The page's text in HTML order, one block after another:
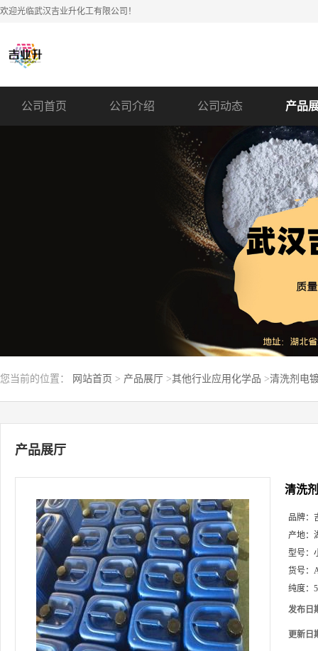
欢迎光临武汉吉业升化工有限公司！
公司首页 公司介绍 公司动态 产品
您当前的位置： 网站首页 > 产品展厅 >其他行业应用化学品 >清洗剂电
产品展厅
清洗
品牌：
产地：
型号：
货号：
纯度：
发布日
更新日